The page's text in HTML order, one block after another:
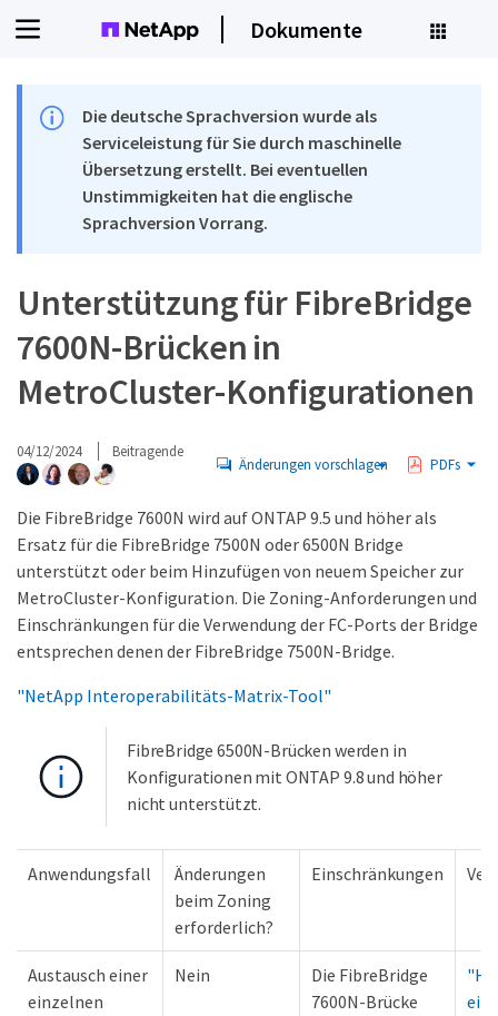
Dokumente
Die deutsche Sprachversion wurde als
Serviceleistung für Sie durch maschinelle
Übersetzung erstellt. Bei eventuellen
Unstimmigkeiten hat die englische
Sprachversion Vorrang.
Unterstützung für FibreBridge
7600N-Brücken in
MetroCluster-Konfigurationen
04/12/2024 Beitragende
Änderungen vorschlagen PDFs
Die FibreBridge 7600N wird auf ONTAP 9.5 und höher als
Ersatz für die FibreBridge 7500N oder 6500N Bridge
unterstützt oder beim Hinzufügen von neuem Speicher zur
MetroCluster-Konfiguration. Die Zoning-Anforderungen und
Einschränkungen für die Verwendung der FC-Ports der Bridge
entsprechen denen der FibreBridge 7500N-Bridge.
"NetApp Interoperabilitäts-Matrix-Tool"
FibreBridge 6500N-Brücken werden in
Konfigurationen mit ONTAP 9.8 und höher
nicht unterstützt.
Anwendungsfall
Änderungen
beim Zoning
erforderlich?
Einschränkungen
Austausch einer
einzelnen
Nein
Die FibreBridge
7600N-Brücke